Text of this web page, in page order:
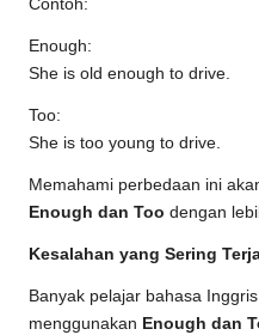
Contoh:
Enough:
She is old enough to drive.
Too:
She is too young to drive.
Memahami perbedaan ini
Enough dan Too dengan
Kesalahan yang Sering
Banyak pelajar bahasa
menggunakan Enough dan